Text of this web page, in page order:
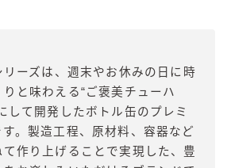
リーズは、週末やお休みの日に時
と味わえる“ご褒美チューハ
して開発したボトル缶のプレミ
。製造工程、原材料、容器など
作り上げることで実現した、豊